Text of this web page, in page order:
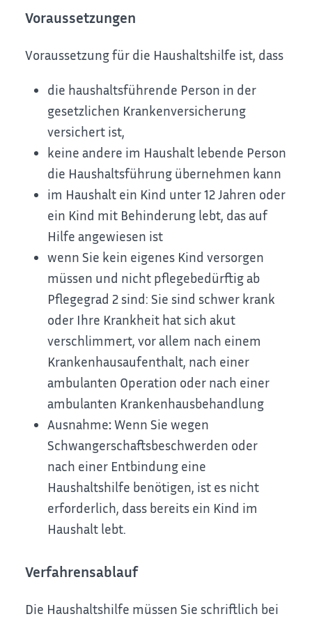
Voraussetzungen
Voraussetzung für die Haushaltshilfe ist, dass
die haushaltsführende Person in der
gesetzlichen Krankenversicherung
versichert ist,
keine andere im Haushalt lebende Person
die Haushaltsführung übernehmen kann
im Haushalt ein Kind unter 12 Jahren oder
ein Kind mit Behinderung lebt, das auf
Hilfe angewiesen ist
wenn Sie kein eigenes Kind versorgen
müssen und nicht pflegebedürftig ab
Pflegegrad 2 sind: Sie sind schwer krank
oder Ihre Krankheit hat sich akut
verschlimmert, vor allem nach einem
Krankenhausaufenthalt, nach einer
ambulanten Operation oder nach einer
ambulanten Krankenhausbehandlung
Ausnahme:Wenn Sie wegen
Schwangerschaftsbeschwerden oder
nach einer Entbindung eine
Haushaltshilfe benötigen, ist es nicht
erforderlich, dass bereits ein Kind im
Haushalt lebt.
Verfahrensablauf
Die Haushaltshilfe müssen Sie schriftlich bei